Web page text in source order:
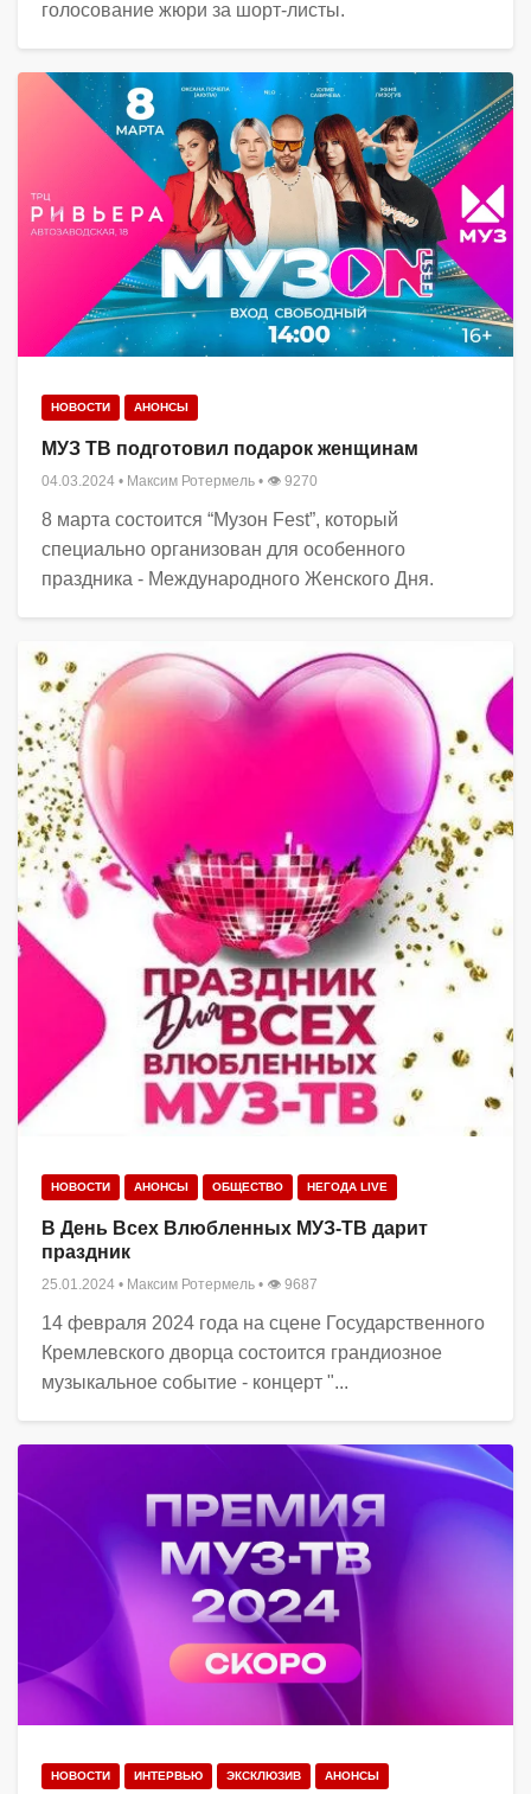
голосование жюри за шорт-листы.
НОВОСТИ АНОНСЫ
МУЗ ТВ подготовил подарок женщинам
04.03.2024 • Максим Ротермель • 👁 9270
8 марта состоится “Музон Fest”, который
специально организован для особенного
праздника - Международного Женского Дня.
НОВОСТИ АНОНСЫ ОБЩЕСТВО НЕГОДА LIVE
В День Всех Влюбленных МУЗ-ТВ дарит
праздник
25.01.2024 • Максим Ротермель • 👁 9687
14 февраля 2024 года на сцене Государственного
Кремлевского дворца состоится грандиозное
музыкальное событие - концерт "...
НОВОСТИ ИНТЕРВЬЮ ЭКСКЛЮЗИВ АНОНСЫ